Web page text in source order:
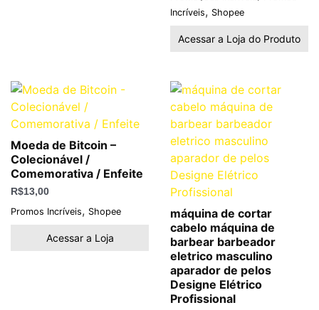
Incríveis, Shopee
Acessar a Loja do Produto
Moeda de Bitcoin –
Colecionável /
Comemorativa / Enfeite
R$13,00
Promos Incríveis, Shopee
Acessar a Loja
máquina de cortar
cabelo máquina de
barbear barbeador
eletrico masculino
aparador de pelos
Designe Elétrico
Profissional